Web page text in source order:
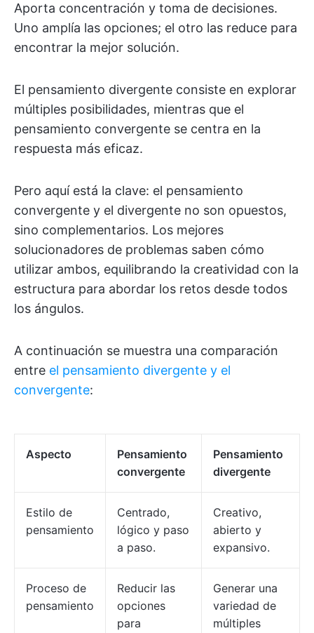
Aporta concentración y toma de decisiones.
Uno amplía las opciones; el otro las reduce para
encontrar la mejor solución.
El pensamiento divergente consiste en explorar
múltiples posibilidades, mientras que el
pensamiento convergente se centra en la
respuesta más eficaz.
Pero aquí está la clave: el pensamiento
convergente y el divergente no son opuestos,
sino complementarios. Los mejores
solucionadores de problemas saben cómo
utilizar ambos, equilibrando la creatividad con la
estructura para abordar los retos desde todos
los ángulos.
A continuación se muestra una comparación
entre el pensamiento divergente y el
convergente:
Aspecto
Pensamiento
convergente
Pensamiento
divergente
Estilo de
pensamiento
Centrado,
lógico y paso
a paso.
Creativo,
abierto y
expansivo.
Proceso de
pensamiento
Reducir las
opciones
para
Generar una
variedad de
múltiples